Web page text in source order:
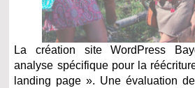
La création site WordPress
analyse spécifique pour la
landing page ». Une évaluation